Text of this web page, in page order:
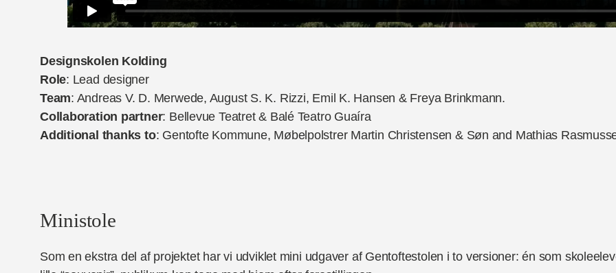
Designskolen Kolding
Role: Lead designer
Team: Andreas V. D. Merwede, August S. K. Rizzi, Emil K. Hansen & Freya Brinkmann.
Collaboration partner: Bellevue Teatret & Balé Teatro Guaíra
Additional thanks to: Gentofte Kommune, Møbelpolstrer Martin Christensen & Søn and Mathias
Ministole
Som en ekstra del af projektet har vi udviklet mini udgaver af Gentoftestolen i to versioner: én som